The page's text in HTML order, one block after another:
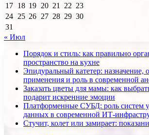
17 18 19 20 21 22 23
24 25 26 27 28 29 30
31
« Июл
Порядок и стиль: как правильно
пространство на кухне
Эпидуральный катетер: назначение,
применения и роль в современной
Заказать цветы для мамы: как
подарит искренние эмоции
Платформенные СУБД: роль систем
данных в современной ИТ-
Стучит, колет или замирает: